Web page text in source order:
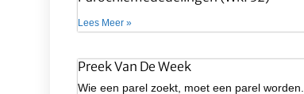
Lees Meer »
Preek Van De Week
Wie een parel zoekt, moet een parel worden.